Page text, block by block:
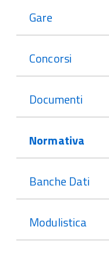
Gare
Concorsi
Documenti
Normativa
Banche Dati
Modulistica